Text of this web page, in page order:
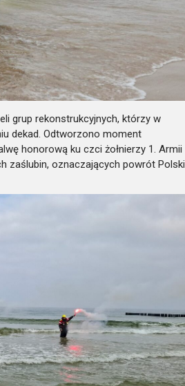
grup rekonstrukcyjnych, którzy w
dekad. Odtworzono moment
honorową ku czci żołnierzy 1. Armii
zaślubin, oznaczających powrót Polski